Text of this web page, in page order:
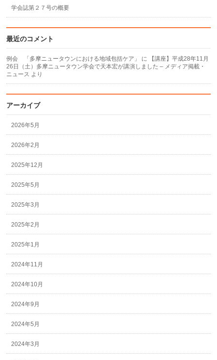
学会誌第２７号の概要
最近のコメント
例会 「多摩ニュータウンにおける地域包括ケア」 に
【講座】平成28年11月
26日（土）多摩ニュータウン学会で天本宏が講演しました – メディア掲載・
ニュース より
アーカイブ
2026年5月
2026年2月
2025年12月
2025年5月
2025年3月
2025年2月
2025年1月
2024年11月
2024年10月
2024年9月
2024年5月
2024年3月